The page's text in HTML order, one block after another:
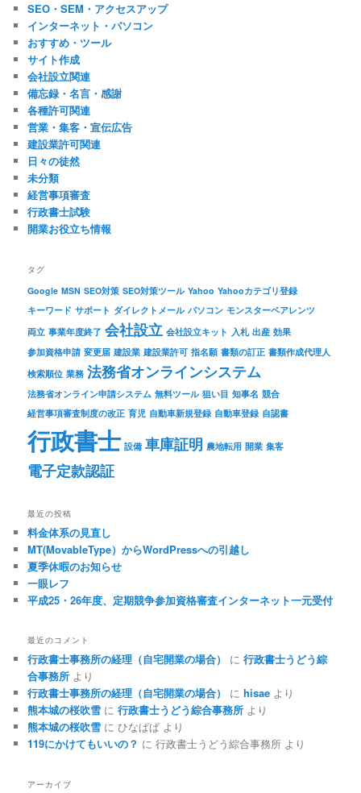
SEO・SEM・アクセスアップ
インターネット・パソコン
おすすめ・ツール
サイト作成
会社設立関連
備忘録・名言・感謝
各種許可関連
営業・集客・宣伝広告
建設業許可関連
日々の徒然
未分類
経営事項審査
行政書士試験
開業お役立ち情報
タグ
Google MSN SEO対策 SEO対策ツール Yahoo Yahooカテゴリ登録
キーワード サポート ダイレクトメール パソコン モンスターペアレンツ
両立 事業年度終了 会社設立 会社設立キット 入札 出産 効果
参加資格申請 変更届 建設業 建設業許可 指名願 書類の訂正 書類作成代理人
検索順位 業務 法務省オンラインシステム
法務省オンライン申請システム 無料ツール 狙い目 知事名 競合
経営事項審査制度の改正 育児 自動車新規登録 自動車登録 自認書
行政書士 設備 車庫証明 農地転用 開業 集客
電子定款認証
最近の投稿
料金体系の見直し
MT(MovableType）からWordPressへの引越し
夏季休暇のお知らせ
一眼レフ
平成25・26年度、定期競争参加資格審査インターネット一元受付
最近のコメント
行政書士事務所の経理（自宅開業の場合） に行政書士うどう綜
合事務所 より
行政書士事務所の経理（自宅開業の場合）
にhisae より
熊本城の桜吹雪 に行政書士うどう綜合事務所 より
熊本城の桜吹雪 にひなぱぱ より
119にかけてもいいの？ に行政書士うどう綜合事務所 より
アーカイブ